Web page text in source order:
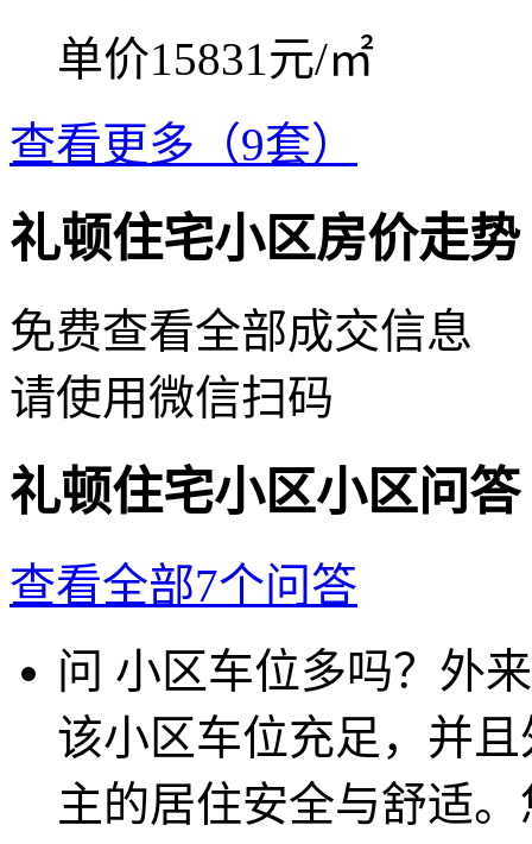
单价15831元/㎡
查看更多（9套）
礼顿住宅小区房价走势
免费查看全部成交信息
请使用微信扫码
礼顿住宅小区小区问答
查看全部7个问答
问 小区车位多吗？外
该小区车位充足，并
主的居住安全与舒适